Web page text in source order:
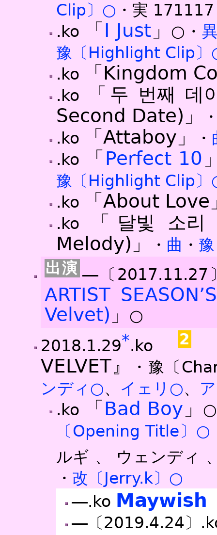
Clip〕○ ・実 171117
.ko
「 I Just」 ○・
豫〔Highlight Clip
.ko
「Kingdom
.ko
「두 번째 데
Second Date)」
.ko
「Attaboy」 ・
.ko
「 Perfect 10
豫〔Highlight Clip
.ko
「About Love
.ko 「달빛 소리
Melody)」 ・ 曲 ・
―〔2017.11.27
ARTIST
Velvet) 」
○
2018.1.29*.ko 2
VELVET』
・豫〔
ンディ○、 イェリ○、
.ko
「 Bad Boy 」
〔Opening Title〕○
ルギ 、 ウェンディ
・ 改〔Jerry.k〕○
―.ko Maywish
―〔2019.4.24〕